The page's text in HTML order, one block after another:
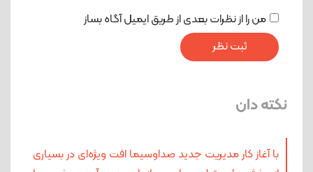
من را از نظرات بعدی از طریق ایمیل آگاه بساز
نکته دان
با آغاز کار مدیریت جدید صداوسیما افت ویژه‌ای در بسیاری